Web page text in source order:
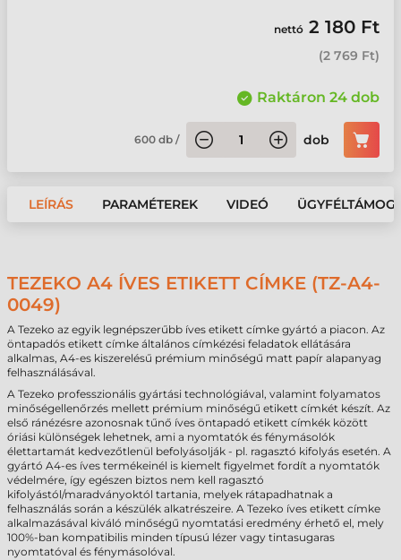
nettó 2 180 Ft
(2 769 Ft)
Raktáron 24 dob
600 db / dob
LEÍRÁS PARAMÉTEREK VIDEÓ
TEZEKO A4 ÍVES ETIKETT CÍMKE (TZ-A4-
0049)
A Tezeko az egyik legnépszerűbb íves etikett címke gyártó a piacon. Az
öntapadós etikett címke általános címkézési feladatok ellátására
alkalmas, A4-es kiszerelésű prémium minőségű matt papír alapanyag
felhasználásával.
A Tezeko professzionális gyártási technológiával, valamint folyamatos
minőségellenőrzés mellett prémium minőségű etikett címkét készít. Az
első ránézésre azonosnak tűnő íves öntapadó etikett címkék között
óriási különségek lehetnek, ami a nyomtatók és fénymásolók
élettartamát kedvezőtlenül befolyásolják - pl. ragasztó kifolyás esetén. A
gyártó A4-es íves termékeinél is kiemelt figyelmet fordít a nyomtatók
védelmére, így egészen biztos nem kell ragasztó
kifolyástól/maradványoktól tartania, melyek rátapadhatnak a
felhasználás során a készülék alkatrészeire. A Tezeko íves etikett címke
alkalmazásával kiváló minőségű nyomtatási eredmény érhető el, mely
100%-ban kompatibilis minden típusú lézer vagy tintasugaras
nyomtatóval és fénymásolóval.